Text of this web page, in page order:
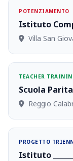
POTENZIAMENTO
Istituto
Villa San
TEACHER
Scuola
Reggio
PROGETTO
Istituto